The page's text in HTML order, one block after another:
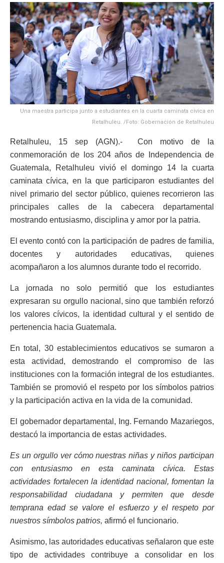
Una maestra participa junto a estudiantes en la cuarta caminata cívica en
Retalhuleu. /Foto: Gobernación de Retalhuleu
Retalhuleu, 15 sep (AGN).- Con motivo de la
conmemoración de los 204 años de Independencia de
Guatemala, Retalhuleu vivió el domingo 14 la cuarta
caminata cívica, en la que participaron estudiantes del
nivel primario del sector público, quienes recorrieron las
principales calles de la cabecera departamental
mostrando entusiasmo, disciplina y amor por la patria.
El evento contó con la participación de padres de familia,
docentes y autoridades educativas, quienes
acompañaron a los alumnos durante todo el recorrido.
La jornada no solo permitió que los estudiantes
expresaran su orgullo nacional, sino que también reforzó
los valores cívicos, la identidad cultural y el sentido de
pertenencia hacia Guatemala.
En total, 30 establecimientos educativos se sumaron a
esta actividad, demostrando el compromiso de las
instituciones con la formación integral de los estudiantes.
También se promovió el respeto por los símbolos patrios
y la participación activa en la vida de la comunidad.
El gobernador departamental, Ing. Fernando Mazariegos,
destacó la importancia de estas actividades.
Es un orgullo ver cómo nuestras niñas y niños participan
con entusiasmo en esta caminata cívica. Estas
actividades fortalecen la identidad nacional, fomentan la
responsabilidad ciudadana y permiten que desde
temprana edad se valore el esfuerzo y el respeto por
nuestros símbolos patrios, afirmó el funcionario.
Asimismo, las autoridades educativas señalaron que este
tipo de actividades contribuye a consolidar en los